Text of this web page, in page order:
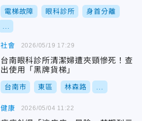
電梯故障 眼科診所 身首分離
社會
台南眼科診所清潔婦遭夾頸慘死！查
出使用「黑牌貨梯」
台南市 東區 林森路
2026/05/19 17:29
健康 2026/05/04 11:22